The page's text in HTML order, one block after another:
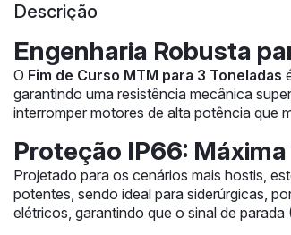
Descrição
Engenharia Robusta
O Fim de Curso MTM para 3 Toneladas
garantindo uma resistência mecânica
interromper motores de alta potência que
Proteção IP66:
Projetado para os cenários mais hostis,
potentes, sendo ideal para siderúrgicas,
elétricos, garantindo que o sinal de